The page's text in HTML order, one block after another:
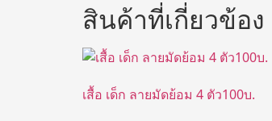
สินค้าที่เกี่ยวข้อง
เสื้อ เด็ก ลายมัดย้อม 4 ตัว100บ.